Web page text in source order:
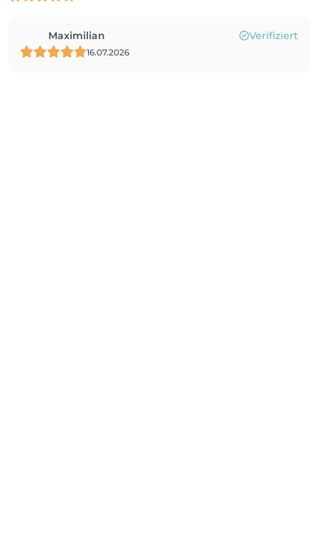
Maximilian Verifiziert
16.07.2026